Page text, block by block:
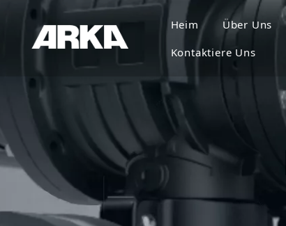
Heim Über Uns
Kontaktiere Uns